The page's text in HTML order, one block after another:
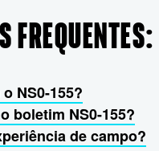
FREQUENTES:
NS0-155?
boletim NS0-155?
de campo?